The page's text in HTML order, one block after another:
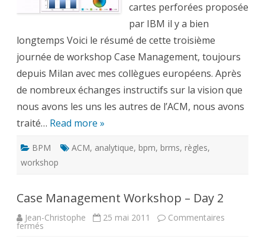
cartes perforées proposée
par IBM il y a bien
longtemps Voici le résumé de cette troisième
journée de workshop Case Management, toujours
depuis Milan avec mes collègues européens. Après
de nombreux échanges instructifs sur la vision que
nous avons les uns les autres de l’ACM, nous avons
traité… Read more »
BPM ACM, analytique, bpm, brms, règles,
workshop
Case Management Workshop – Day 2
Jean-Christophe 25 mai 2011 Commentaires
fermés